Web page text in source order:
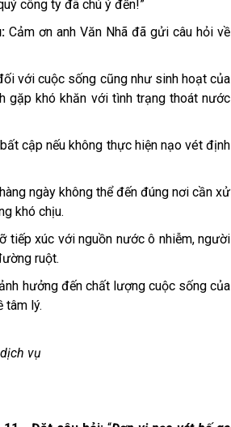
công ty đã chú ý đến!”
Cảm ơn anh Văn Nhã đã gửi câu hỏi về
với cuộc sống cũng như sinh hoạt của
gặp khó khăn với tình trạng thoát nước
cập nếu không thực hiện nạo vét định
ngày không thể đến đúng nơi cần xử
khó chịu.
tiếp xúc với nguồn nước ô nhiễm, người
ruột.
hưởng đến chất lượng cuộc sống của
tâm lý.
vụ